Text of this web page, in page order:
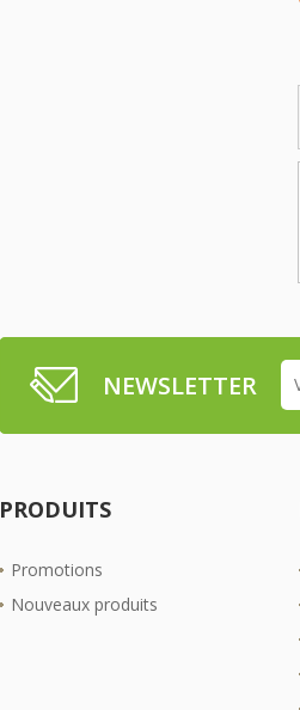
NEWSLETTER
PRODUITS
Promotions
Nouveaux produits